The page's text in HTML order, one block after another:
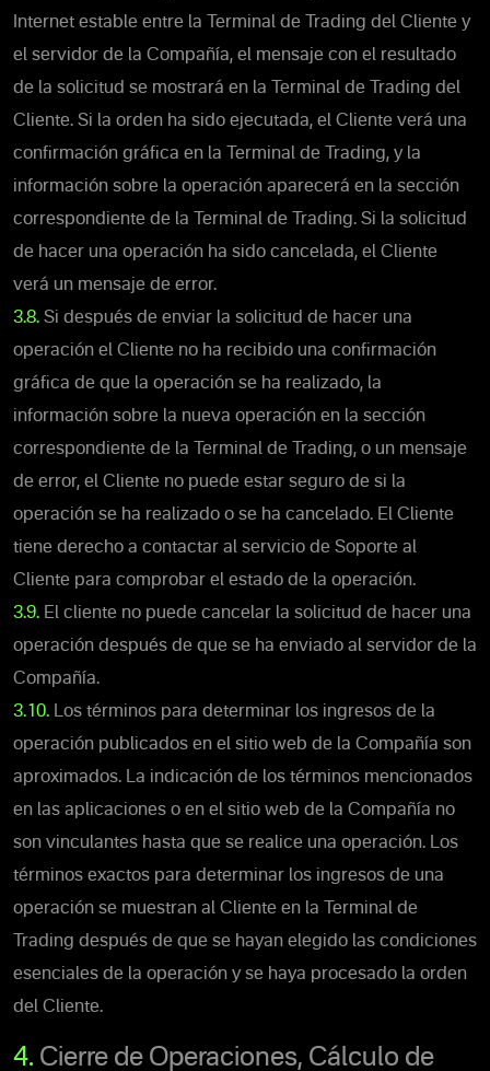
Internet estable entre la Terminal de Trading del Cliente y
el servidor de la Compañía, el mensaje con el resultado
de la solicitud se mostrará en la Terminal de Trading del
Cliente. Si la orden ha sido ejecutada, el Cliente verá una
confirmación gráfica en la Terminal de Trading, y la
información sobre la operación aparecerá en la sección
correspondiente de la Terminal de Trading. Si la solicitud
de hacer una operación ha sido cancelada, el Cliente
verá un mensaje de error.
3.8. Si después de enviar la solicitud de hacer una
operación el Cliente no ha recibido una confirmación
gráfica de que la operación se ha realizado, la
información sobre la nueva operación en la sección
correspondiente de la Terminal de Trading, o un mensaje
de error, el Cliente no puede estar seguro de si la
operación se ha realizado o se ha cancelado. El Cliente
tiene derecho a contactar al servicio de Soporte al
Cliente para comprobar el estado de la operación.
3.9. El cliente no puede cancelar la solicitud de hacer una
operación después de que se ha enviado al servidor de la
Compañía.
3.10. Los términos para determinar los ingresos de la
operación publicados en el sitio web de la Compañía son
aproximados. La indicación de los términos mencionados
en las aplicaciones o en el sitio web de la Compañía no
son vinculantes hasta que se realice una operación. Los
términos exactos para determinar los ingresos de una
operación se muestran al Cliente en la Terminal de
Trading después de que se hayan elegido las condiciones
esenciales de la operación y se haya procesado la orden
del Cliente.
4. Cierre de Operaciones, Cálculo de